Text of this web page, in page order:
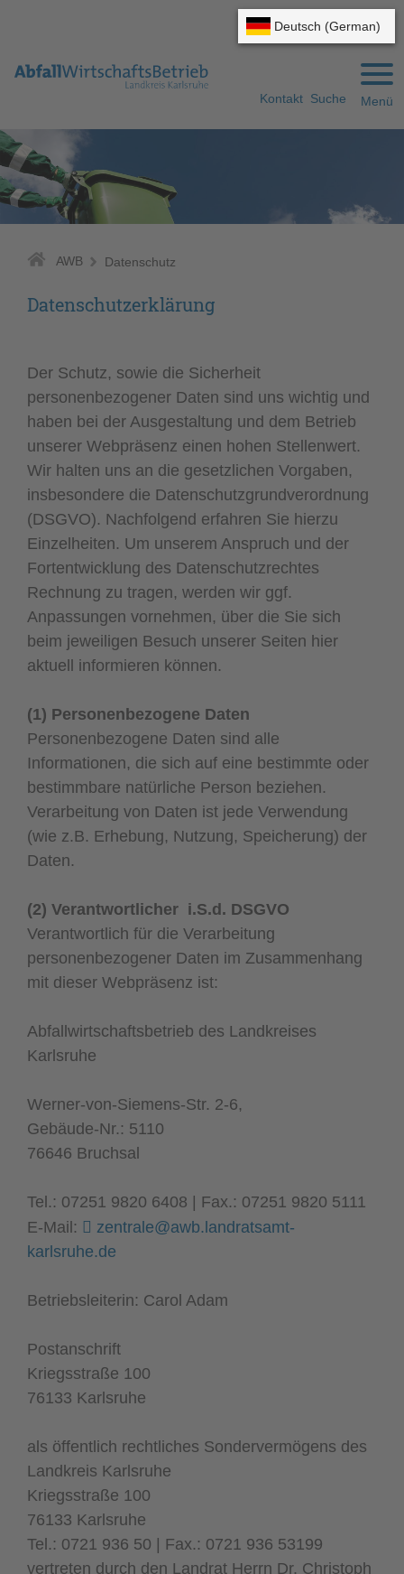
zum Navigationsbereich
Kontakt Suche Menü
AWB Datenschutz
Datenschutzerklärung
Der Schutz, sowie die Sicherheit
personenbezogener Daten sind uns wichtig und
haben bei der Ausgestaltung und dem Betrieb
unserer Webpräsenz einen hohen Stellenwert.
Wir halten uns an die gesetzlichen Vorgaben,
insbesondere die Datenschutzgrundverordnung
(DSGVO). Nachfolgend erfahren Sie hierzu
Einzelheiten. Um unserem Anspruch und der
Fortentwicklung des Datenschutzrechtes
Rechnung zu tragen, werden wir ggf.
Anpassungen vornehmen, über die Sie sich
beim jeweiligen Besuch unserer Seiten hier
aktuell informieren können.
(1) Personenbezogene Daten
Personenbezogene Daten sind alle
Informationen, die sich auf eine bestimmte oder
bestimmbare natürliche Person beziehen.
Verarbeitung von Daten ist jede Verwendung
(wie z.B. Erhebung, Nutzung, Speicherung) der
Daten.
(2) Verantwortlicher i.S.d. DSGVO
Verantwortlich für die Verarbeitung
personenbezogener Daten im Zusammenhang
mit dieser Webpräsenz ist:
Abfallwirtschaftsbetrieb des Landkreises
Karlsruhe
Werner-von-Siemens-Str. 2-6,
Gebäude-Nr.: 5110
76646 Bruchsal
Tel.: 07251 9820 6408 | Fax.: 07251 9820 5111
E-Mail:
zentrale@awb.landratsamt-
karlsruhe.de
Betriebsleiterin: Carol Adam
Postanschrift
Kriegsstraße 100
76133 Karlsruhe
als öffentlich rechtliches Sondervermögens des
Landkreis Karlsruhe
Kriegsstraße 100
76133 Karlsruhe
Tel.: 0721 936 50 | Fax.: 0721 936 53199
vertreten durch den Landrat Herrn Dr. Christoph